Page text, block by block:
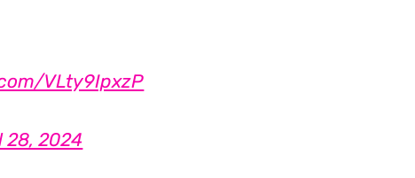
VLty9IpxzP
28, 2024